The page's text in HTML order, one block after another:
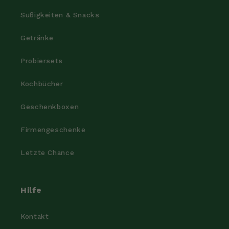
Süßigkeiten & Snacks
Getränke
Probiersets
Kochbücher
Geschenkboxen
Firmengeschenke
Letzte Chance
Hilfe
Kontakt